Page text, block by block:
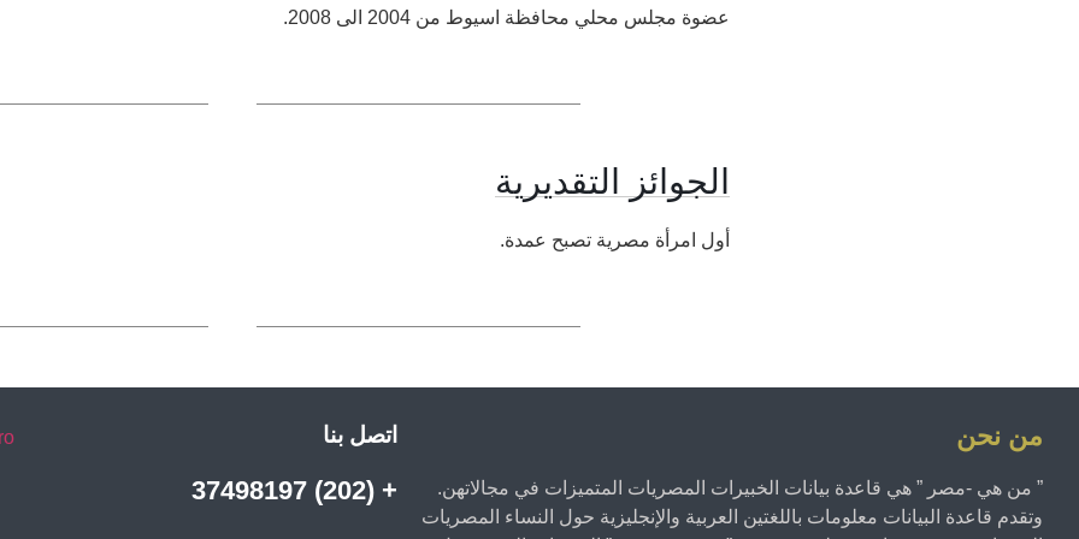
عضوة مجلس محلي محافظة اسيوط من 2004 الى 2008.
الجوائز التقديرية
أول امرأة مصرية تصبح عمدة.
من نحن
” من هي -مصر ” هي قاعدة بيانات الخبيرات المصريات المتميزات في مجالاتهن.
وتقدم قاعدة البيانات معلومات باللغتين العربية والإنجليزية حول النساء المصريات
اتصل بنا
+ (202) 37498197